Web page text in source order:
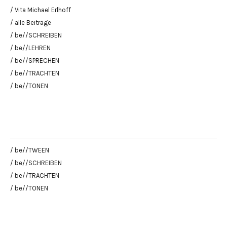
/ Vita Michael Erlhoff
/ alle Beiträge
/ be//SCHREIBEN
/ be//LEHREN
/ be//SPRECHEN
/ be//TRACHTEN
/ be//TONEN
/ be//TWEEN
/ be//SCHREIBEN
/ be//TRACHTEN
/ be//TONEN